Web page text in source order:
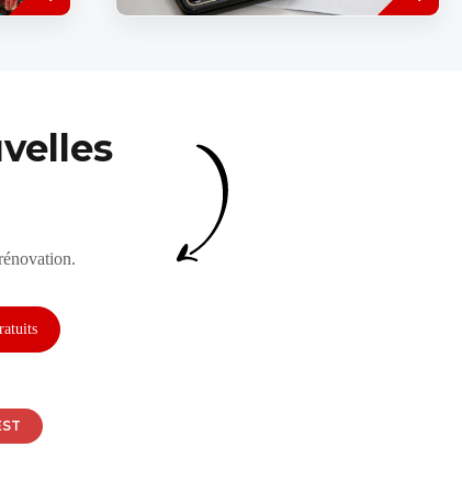
par tous les partenaires sociaux, le